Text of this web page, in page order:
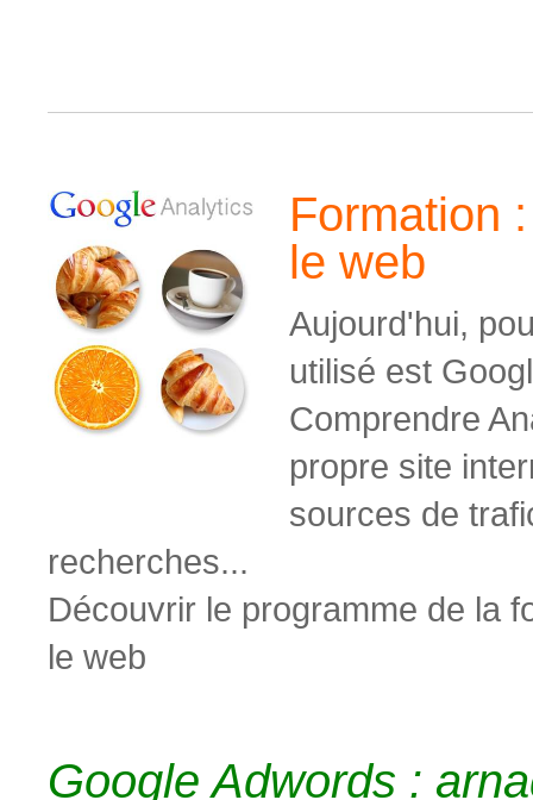
Formation
le web
Aujourd'hui,
utilisé est
Comprendre
propre site
sources de
recherches...
Découvrir le programme de la
le web
Google Adwords :